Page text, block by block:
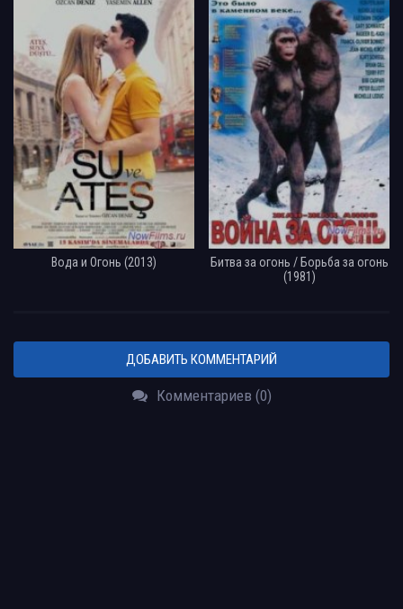
Вода и Огонь (2013)
Битва за огонь / Борьба за огонь
(1981)
ДОБАВИТЬ КОММЕНТАРИЙ
Комментариев (0)